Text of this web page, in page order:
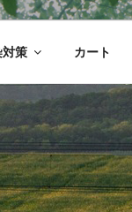
策 カート